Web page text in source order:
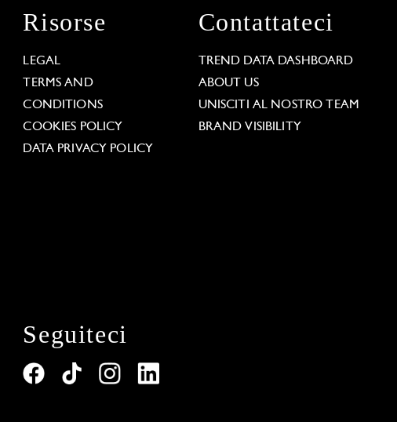
Risorse
LEGAL
TERMS AND
CONDITIONS
COOKIES POLICY
DATA PRIVACY POLICY
Contattateci
TREND DATA DASHBOARD
ABOUT US
UNISCITI AL NOSTRO TEAM
BRAND VISIBILITY
Seguiteci